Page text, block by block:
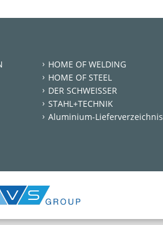
HOME OF WELDING
HOME OF STEEL
DER SCHWEISSER
STAHL+TECHNIK
Aluminium-Lieferverzeichnis